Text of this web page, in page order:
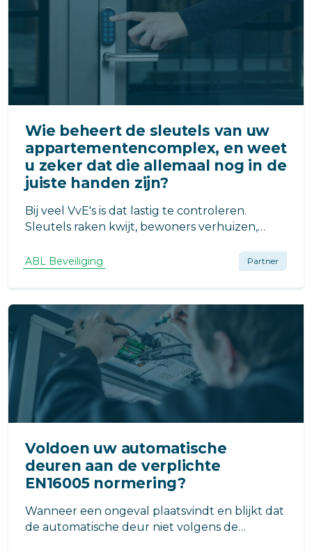
Wie beheert de sleutels van uw
appartementencomplex, en weet
u zeker dat die allemaal nog in de
juiste handen zijn?
Bij veel VvE's is dat lastig te controleren.
Sleutels raken kwijt, bewoners verhuizen,
weet weet niemand meer precies wie er nog
fietsenstalling of de parkeergarage.
ABL Beveiliging Partner
Voldoen uw automatische
deuren aan de verplichte
EN16005 normering?
Wanneer een ongeval plaatsvindt en blijkt dat
de automatische deur niet volgens de